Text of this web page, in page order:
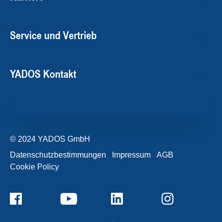
Service und Vertrieb
YADOS Kontakt
© 2024 YADOS GmbH
Datenschutzbestimmungen
Impressum
AGB
Cookie Policy